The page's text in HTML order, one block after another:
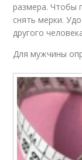
размера. Чтобы
снять мерки.
другого
Для мужчины